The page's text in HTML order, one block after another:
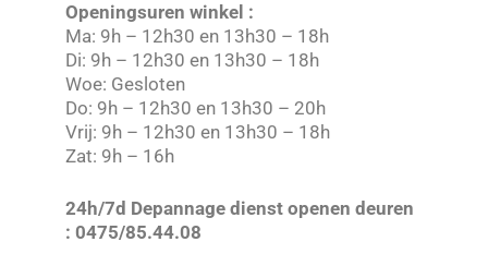
Openingsuren winkel :
Ma: 9h – 12h30 en 13h30 – 18h
Di: 9h – 12h30 en 13h30 – 18h
Woe: Gesloten
Do: 9h – 12h30 en 13h30 – 20h
Vrij: 9h – 12h30 en 13h30 – 18h
Zat: 9h – 16h
24h/7d Depannage dienst openen deuren
: 0475/85.44.08